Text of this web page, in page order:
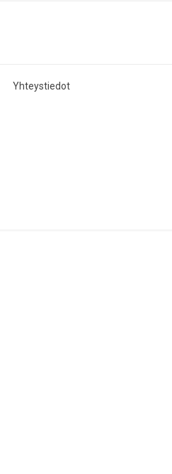
Yhteystiedot